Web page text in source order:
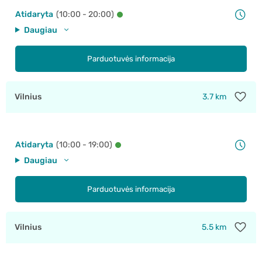
Atidaryta (10:00 - 20:00)
Daugiau
Parduotuvės informacija
Vilnius 3.7 km
Atidaryta (10:00 - 19:00)
Daugiau
Parduotuvės informacija
Vilnius 5.5 km